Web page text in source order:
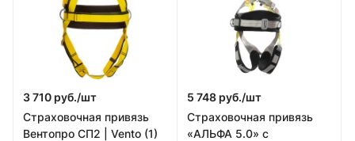
3 710 руб./шт
Страховочная привязь
Вентопро СП2 | Vento (1)
5 748 руб./шт
Страховочная привязь
«АЛЬФА 5.0» с